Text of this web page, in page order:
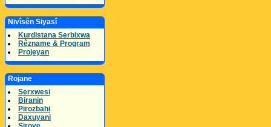
Nivîsên Siyasî
Kurdistana Serbixwa
Rêzname & Program
Projeyan
Rojane
Serxwesi
Biranin
Pirozbahi
Daxuyani